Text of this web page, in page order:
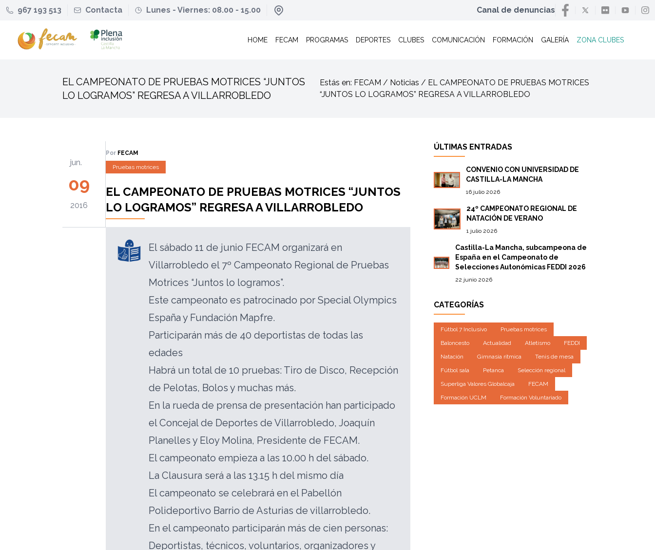
967 193 513 Contacta Lunes - Viernes: 08.00 - 15.00 Canal de denuncias
HOME FECAM PROGRAMAS DEPORTES CLUBES COMUNICACIÓN FORMACIÓN GALERÍA ZONA CLUBES
EL CAMPEONATO DE PRUEBAS MOTRICES “JUNTOS
LO LOGRAMOS” REGRESA A VILLARROBLEDO
Estás en: FECAM / Noticias / EL CAMPEONATO DE PRUEBAS MOTRICES
“JUNTOS LO LOGRAMOS” REGRESA A VILLARROBLEDO
jun.
09
2016
Por FECAM
Pruebas motrices
EL CAMPEONATO DE PRUEBAS MOTRICES “JUNTOS
LO LOGRAMOS” REGRESA A VILLARROBLEDO
El sábado 11 de junio FECAM organizará en
Villarrobledo el 7º Campeonato Regional de Pruebas
Motrices “Juntos lo logramos”.
Este campeonato es patrocinado por Special Olympics
España y Fundación Mapfre.
Participarán más de 40 deportistas de todas las
edades
Habrá un total de 10 pruebas: Tiro de Disco, Recepción
de Pelotas, Bolos y muchas más.
En la rueda de prensa de presentación han participado
el Concejal de Deportes de Villarrobledo, Joaquín
Planelles y Eloy Molina, Presidente de FECAM.
El campeonato empieza a las 10.00 h del sábado.
La Clausura será a las 13.15 h del mismo día
El campeonato se celebrará en el Pabellón
Polideportivo Barrio de Asturias de villarrobledo.
En el campeonato participarán más de cien personas:
Deportistas, técnicos, voluntarios, organizadores y
ÚLTIMAS ENTRADAS
CONVENIO CON UNIVERSIDAD DE
CASTILLA-LA MANCHA
16 julio 2026
24º CAMPEONATO REGIONAL DE
NATACIÓN DE VERANO
1 julio 2026
Castilla-La Mancha, subcampeona de
España en el Campeonato de
Selecciones Autonómicas FEDDI 2026
22 junio 2026
CATEGORÍAS
Fútbol 7 Inclusivo
Pruebas motrices
Baloncesto
Actualidad Atletismo
FEDDI
Natación
Gimnasia rítmica
Tenis de mesa
Fútbol sala
Petanca
Selección regional
Superliga Valores Globalcaja
FECAM
Formación UCLM
Formación Voluntariado